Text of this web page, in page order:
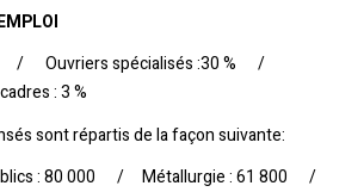
/ Ouvriers spécialisés :30 % /
: 3 %
sont répartis de la façon suivante:
: 80 000 / Métallurgie : 61 800 /